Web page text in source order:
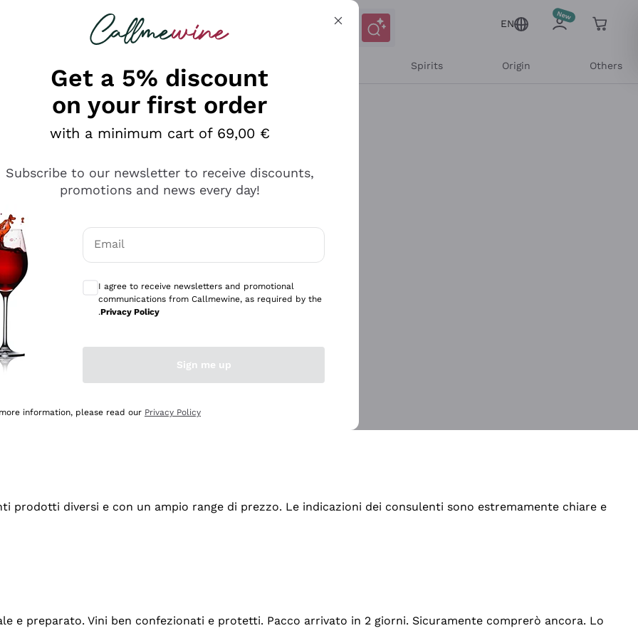
looking for
EN
Spirits Origin Others
professionalità
diversi e con un ampio range di prezzo. Le indicazioni dei consulenti sono estremamente chiare e
e preparato. Vini ben confezionati e protetti. Pacco arrivato in 2 giorni. Sicuramente comprerò ancora. Lo
Get a 5% discount
on your first order
with a minimum cart of 69,00 €
Subscribe to our newsletter to receive discounts,
promotions and news every day!
Email
I agree to receive newsletters and promotional
communications from Callmewine, as required by the
.Privacy Policy
Sign me up
information, please read our Privacy Policy